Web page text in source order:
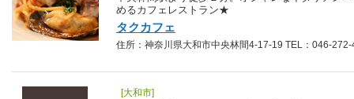
めるカフェレストラン★
タクカフェ
住所：神奈川県大和市中央林間4-17-19 TEL：046-
[大和市]